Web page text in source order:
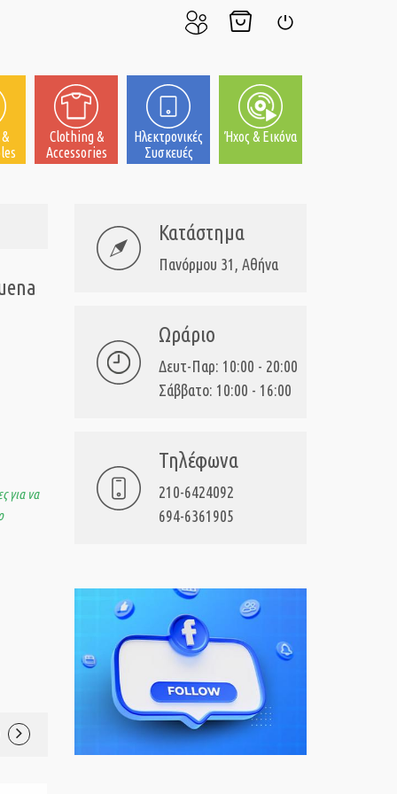
μου
Clothing &
Accessories
Ηλεκτρονικές
Συσκευές
Ήχος & Εικόνα
για να
Κατάστημα
Πανόρμου 31, Αθήνα
Ωράριο
Δευτ-Παρ: 10:00 - 20:00
Σάββατο: 10:00 - 16:00
Τηλέφωνα
210-6424092
694-6361905